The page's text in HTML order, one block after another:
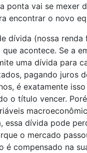
ponta vai se mexer
encontrar o novo
dívida (nossa renda
acontece. Se a
uma dívida para
pagando juros
é exatamente
o título vencer.
essa dívida pode
o mercado
é compensado na